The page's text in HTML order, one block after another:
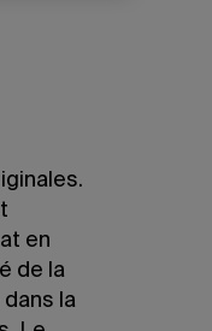
en
de la
dans la